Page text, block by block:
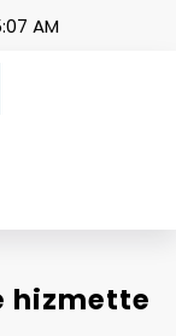
AM
hizmette